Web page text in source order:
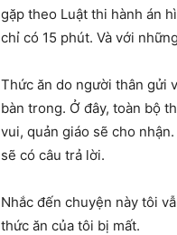
gặp theo Luật thi hành án
chỉ có 15 phút. Và với
Thức ăn do người thân gửi
bàn trong. Ở đây, toàn bộ
vui, quản giáo sẽ cho
sẽ có câu trả lời.
Nhắc đến chuyện này tôi
thức ăn của tôi bị mất.